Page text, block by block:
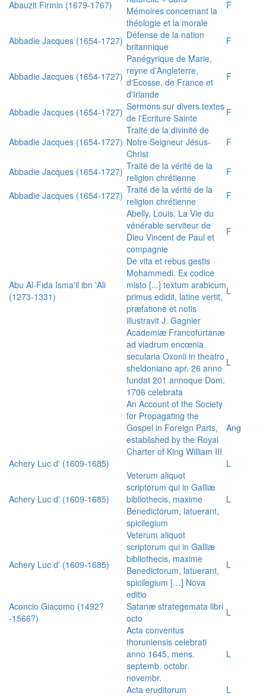
Abauzit Firmin (1679-1767)
Mémoires concernant la
théologie et la morale
F
Abbadie Jacques (1654-1727) Défense de la nation
britannique
F
Abbadie Jacques (1654-1727)
Panégyrique de Marie,
reyne d'Angleterre,
d'Ecosse, de France et
d'Irlande
F
Abbadie Jacques (1654-1727) Sermons sur divers textes
de l'Ecriture Sainte
F
Abbadie Jacques (1654-1727)
Traité de la divinité de
Notre Seigneur Jésus-
Christ
F
Abbadie Jacques (1654-1727) Traité de la vérité de la
religion chrétienne
F
Abbadie Jacques (1654-1727) Traité de la vérité de la
religion chrétienne
F
Abelly, Louis, La Vie du
vénérable serviteur de
Dieu Vincent de Paul et
compagnie
F
Abu Al-Fida Isma'il ibn 'Ali
(1273-1331)
De vita et rebus gestis
Mohammedi. Ex codice
misto [...] textum arabicum
primus edidit, latine vertit,
præfatione et notis
illustravit J. Gagnier
L
Academiæ Francofurtanæ
ad viadrum encœnia
secularia Oxonii in theatro
sheldoniano apr. 26 anno
fundat 201 annoque Dom.
1706 celebrata
L
An Account of the Society
for Propagating the
Gospel in Foreign Parts,
established by the Royal
Charter of King William III
Ang
Achery Luc d' (1609-1685) L
Achery Luc d' (1609-1685)
Veterum aliquot
scriptorum qui in Galliæ
bibliothecis, maxime
Benedictorum, latuerant,
spicilegium
L
Achery Luc d' (1609-1685)
Veterum aliquot
scriptorum qui in Galliæ
bibliothecis, maxime
Benedictorum, latuerant,
spicilegium […] Nova
editio
L
Aconcio Giacomo (1492?
-1566?)
Satanæ strategemata libri
octo
L
Acta conventus
thoruniensis celebrati
anno 1645, mens.
septemb. octobr.
novembr.
L
Acta eruditorum
L